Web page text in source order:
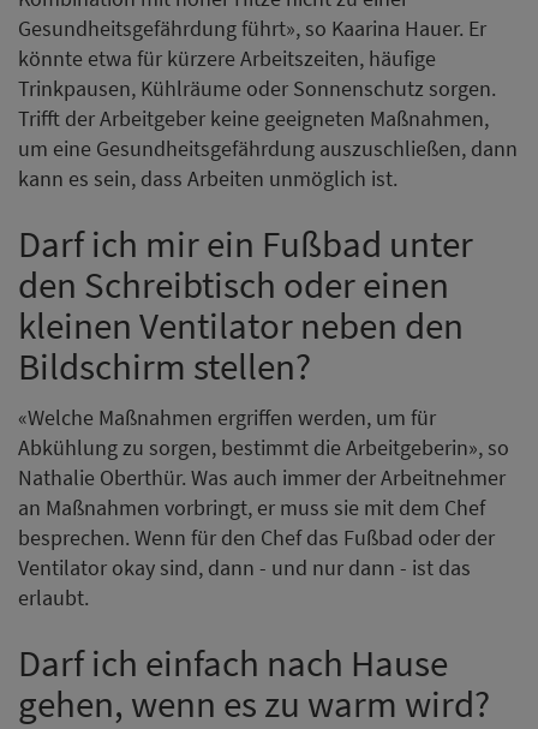
Gesundheitsgefährdung führt», so Kaarina Hauer. Er
könnte etwa für kürzere Arbeitszeiten, häufige
Trinkpausen, Kühlräume oder Sonnenschutz sorgen.
Trifft der Arbeitgeber keine geeigneten Maßnahmen,
um eine Gesundheitsgefährdung auszuschließen, dann
kann es sein, dass Arbeiten unmöglich ist.
Darf ich mir ein Fußbad unter
den Schreibtisch oder einen
kleinen Ventilator neben den
Bildschirm stellen?
«Welche Maßnahmen ergriffen werden, um für
Abkühlung zu sorgen, bestimmt die Arbeitgeberin», so
Nathalie Oberthür. Was auch immer der Arbeitnehmer
an Maßnahmen vorbringt, er muss sie mit dem Chef
besprechen. Wenn für den Chef das Fußbad oder der
Ventilator okay sind, dann - und nur dann - ist das
erlaubt.
Darf ich einfach nach Hause
gehen, wenn es zu warm wird?